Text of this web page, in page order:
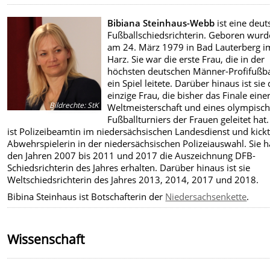
Bildrechte:StK
Bibiana Steinhaus-Webb ist eine
Fußballschiedsrichterin. Geboren
am 24. März 1979 in Bad Lauterberg
Harz. Sie war die erste Frau, die in der
höchsten deutschen Männer-
ein Spiel leitete. Darüber hinaus ist sie
einzige Frau, die bisher das Finale
Weltmeisterschaft und eines
Fußballturniers der Frauen geleitet hat.
ist Polizeibeamtin im niedersächsischen Landesdienst und
Abwehrspielerin in der niedersächsischen Polizeiauswahl. Sie
den Jahren 2007 bis 2011 und 2017 die Auszeichnung DFB-
Schiedsrichterin des Jahres erhalten. Darüber hinaus ist sie
Weltschiedsrichterin des Jahres 2013, 2014, 2017 und 2018.
Bibina Steinhaus ist Botschafterin der Niedersachsenkette.
Wissenschaft